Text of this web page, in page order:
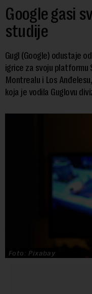
Google gasi
studije
Gugl (Google) odustaje
igrice za svoju platformu
Montrealu i Los
koja je vodila Guglovu
Foto: Pixabay